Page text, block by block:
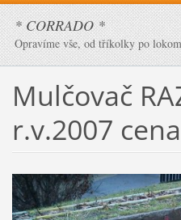
* CORRADO *
Opravíme vše, od tříkolky po
Mulčovač
r.v.2007